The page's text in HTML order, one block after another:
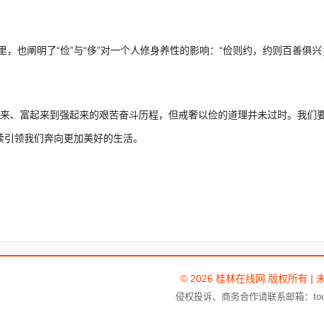
，也阐明了“俭”与“侈”对一个人修身养性的影响：“俭则约，约则百善俱
、富起来到强起来的艰苦奋斗历程，但戒奢以俭的道理并未过时。我
领我们奔向更加美好的生活。
© 2026 桂林在线网 版权所有 |
侵权投诉、商务合作请联系邮箱：